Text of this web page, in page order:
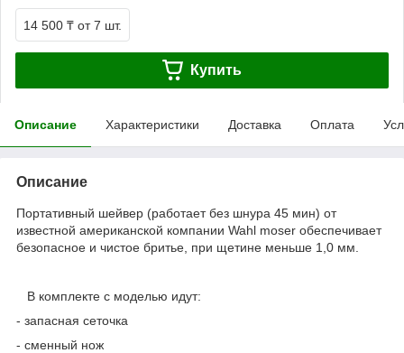
14 500 ₸ от 7 шт.
Купить
Описание Характеристики Доставка Оплата
Описание
Портативный шейвер (работает без шнура 45 мин) от
известной американской компании Wahl moser обеспечивает
безопасное и чистое бритье, при щетине меньше 1,0 мм.
В комплекте с моделью идут:
- запасная сеточка
- сменный нож